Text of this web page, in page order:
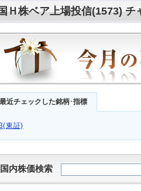
Ｈ株ベア上場投信(1573) チ
最近チェックした銘柄･指標
東証)